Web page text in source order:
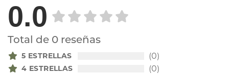
0.0
Total de 0 reseñas
5 ESTRELLAS (0)
4 ESTRELLAS (0)